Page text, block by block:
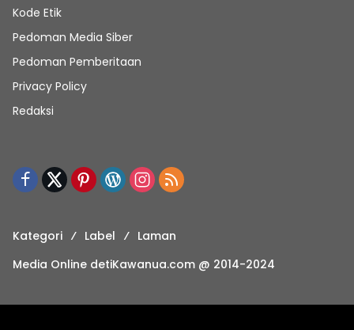
Kode Etik
Pedoman Media Siber
Pedoman Pemberitaan
Privacy Policy
Redaksi
Kategori Label
Laman
Media Online detiKawanua.com @ 2014-2024